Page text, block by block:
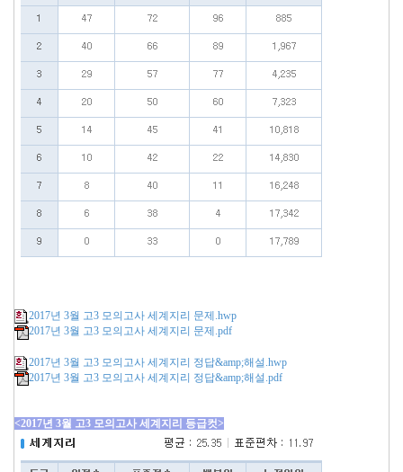
2017년 3월 고3 모의고사 세계지리 문제.hwp
2017년 3월 고3 모의고사 세계지리 문제.pdf
2017년 3월 고3 모의고사 세계지리 정답&amp;해설.hwp
2017년 3월 고3 모의고사 세계지리 정답&amp;해설.pdf
<2017년 3월 고3 모의고사 세계지리 등급컷>